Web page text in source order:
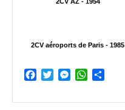
2CV aéroports de Paris - 1985
FacebookTwitterMessengerWhatsApp